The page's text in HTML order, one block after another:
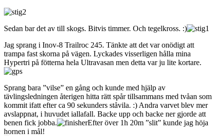
Sedan bar det av till skogs. Bitvis timmer. Och tegelkross. :)
Jag sprang i Inov-8 Trailroc 245. Tänkte att det var onödigt att
trampa fast skorna på vägen. Lyckades visserligen hålla mina
Hypertri på fötterna hela Ultravasan men detta var ju lite kortare.
Sprang bara ”vilse” en gång och kunde med hjälp av
tävlingsledningen återigen hitta rätt spår tillsammans med tvåan som
kommit ifatt efter ca 90 sekunders ståvila. :) Andra varvet blev mer
avslappnat, i huvudet iallafall. Backe upp och backe ner gjorde att
benen fick jobba.
Efter över 1h 20m ”slit” kunde jag höja
hornen i mål!